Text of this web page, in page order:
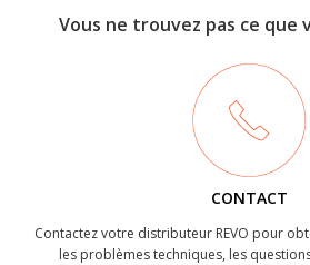
Vous ne trouvez pas ce que
CONTACT
Contactez votre distributeur REVO pour
les problèmes techniques, les